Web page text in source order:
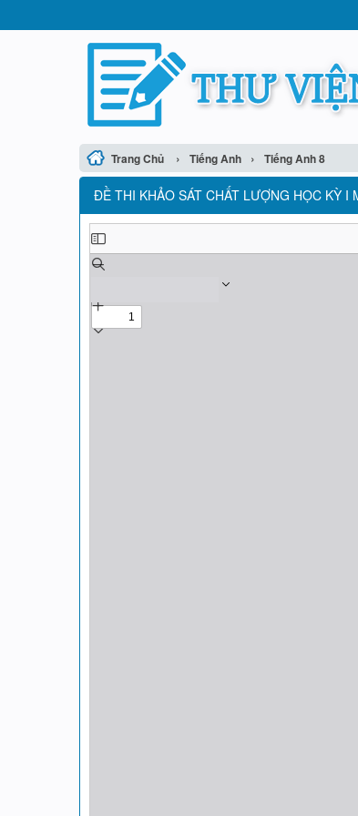
Trang Chủ › Tiếng Anh › Tiếng Anh 8
ĐỀ THI KHẢO SÁT CHẤT LƯỢNG HỌC KỲ